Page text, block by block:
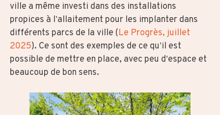
ville a même investi dans des installations
propices à l’allaitement pour les implanter dans
différents parcs de la ville (Le Progrès, juillet
2025). Ce sont des exemples de ce qu’il est
possible de mettre en place, avec peu d’espace et
beaucoup de bon sens.